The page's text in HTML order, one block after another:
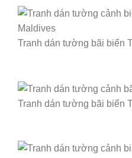
Tranh dán tường bãi biển
Tranh dán tường bãi biển